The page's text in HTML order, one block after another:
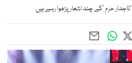
حرم ‘کے چند اشعار پڑھوا رہے ہیں